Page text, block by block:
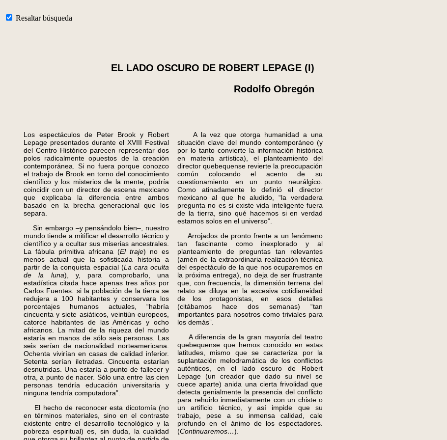
Resaltar búsqueda
EL LADO OSCURO DE ROBERT LEPAGE (I)
Rodolfo Obregón
Los espectáculos de Peter Brook y Robert
Lepage presentados durante el XVIII Festival
del Centro Histórico parecen representar dos
polos radicalmente opuestos de la creación
contemporánea. Si no fuera porque conozco
el trabajo de Brook en torno del conocimiento
científico y los misterios de la mente, podría
coincidir con un director de escena mexicano
que explicaba la diferencia entre ambos
basado en la brecha generacional que los
separa.
Sin embargo –y pensándolo bien–, nuestro
mundo tiende a mitificar el desarrollo técnico y
científico y a ocultar sus miserias ancestrales.
La fábula primitiva africana (El traje) no es
menos actual que la sofisticada historia a
partir de la conquista espacial (La cara oculta
de la luna), y, para comprobarlo, una
estadística citada hace apenas tres años por
Carlos Fuentes: si la población de la tierra se
redujera a 100 habitantes y conservara los
porcentajes humanos actuales, “habría
cincuenta y siete asiáticos, veintiún europeos,
catorce habitantes de las Américas y ocho
africanos. La mitad de la riqueza del mundo
estaría en manos de sólo seis personas. Las
seis serían de nacionalidad norteamericana.
Ochenta vivirían en casas de calidad inferior.
Setenta serían iletradas. Cincuenta estarían
desnutridas. Una estaría a punto de fallecer y
otra, a punto de nacer. Sólo una entre las cien
personas tendría educación universitaria y
ninguna tendría computadora”.
El hecho de reconocer esta dicotomía (no
en términos materiales, sino en el contraste
existente entre el desarrollo tecnológico y la
pobreza espiritual) es, sin duda, la cualidad
A la vez que otorga humanidad a una
situación clave del mundo contemporáneo (y
por lo tanto convierte la información histórica
en materia artística), el planteamiento del
director quebequense revierte la preocupación
común colocando el acento de su
cuestionamiento en un punto neurálgico.
Como atinadamente lo definió el director
mexicano al que he aludido, “la verdadera
pregunta no es si existe vida inteligente fuera
de la tierra, sino qué hacemos si en verdad
estamos solos en el universo”.
Arrojados de pronto frente a un fenómeno
tan fascinante como inexplorado y al
planteamiento de preguntas tan relevantes
(amén de la extraordinaria realización técnica
del espectáculo de la que nos ocuparemos en
la próxima entrega), no deja de ser frustrante
que, con frecuencia, la dimensión terrena del
relato se diluya en la excesiva cotidianeidad
de los protagonistas, en esos detalles
(citábamos hace dos semanas) “tan
importantes para nosotros como triviales para
los demás”.
A diferencia de la gran mayoría del teatro
quebequense que hemos conocido en estas
latitudes, mismo que se caracteriza por la
suplantación melodramática de los conflictos
auténticos, en el lado oscuro de Robert
Lepage (un creador que dado su nivel se
cuece aparte) anida una cierta frivolidad que
detecta genialmente la presencia del conflicto
para rehuirlo inmediatamente con un chiste o
un artificio técnico, y así impide que su
trabajo, pese a su inmensa calidad, cale
profundo en el ánimo de los espectadores.
(Continuaremos…).